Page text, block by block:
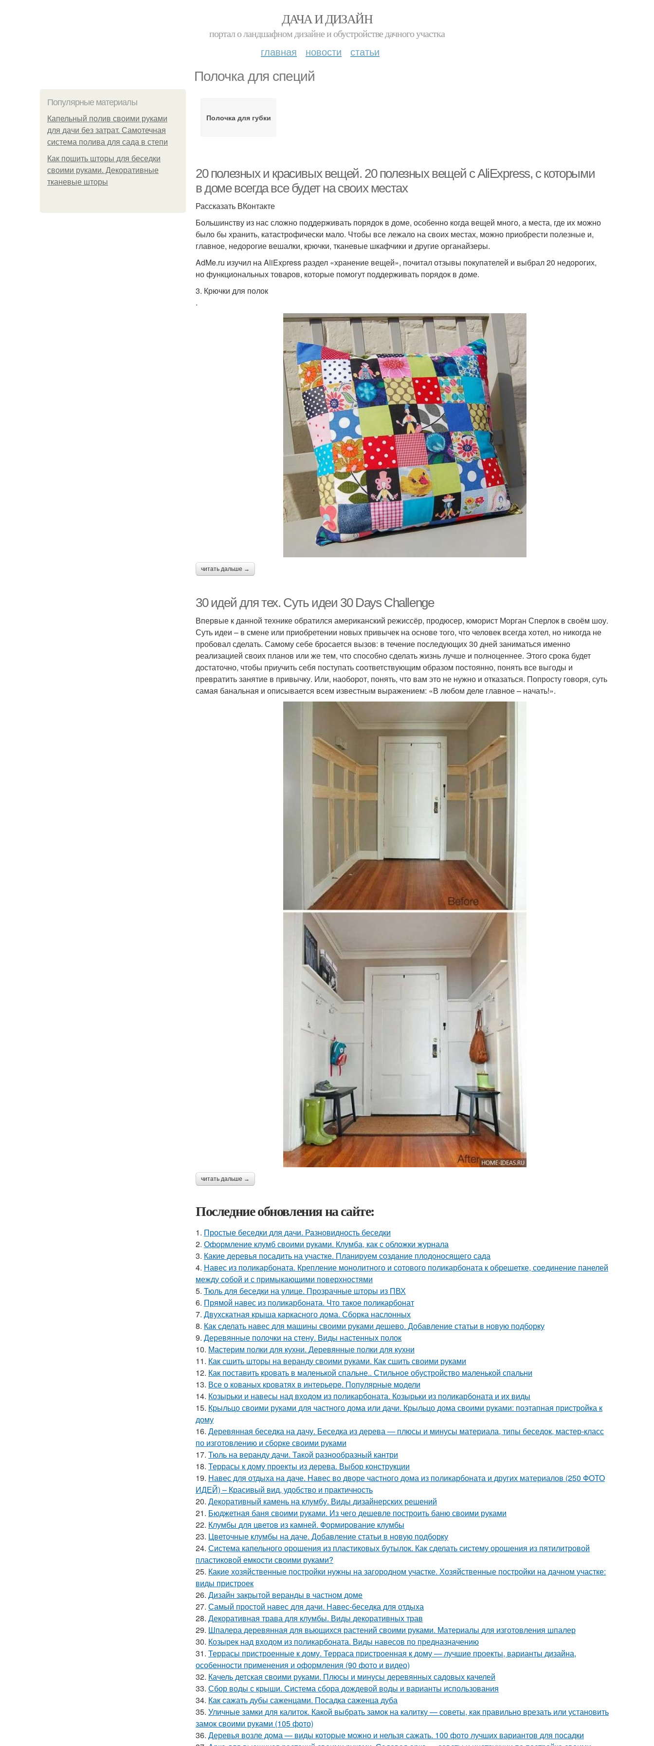
ДАЧА И ДИЗАЙН
портал о ландшафном дизайне и обустройстве дачного участка
главная новости статьи
Полочка для специй
Популярные материалы
Капельный полив своими руками
для дачи без затрат. Самотечная
система полива для сада в степи
Как пошить шторы для беседки
своими руками. Декоративные
тканевые шторы
Полочка для губки
20 полезных и красивых вещей. 20 полезных вещей с AliExpress, с которыми
в доме всегда все будет на своих местах
Рассказать ВКонтакте
Большинству из нас сложно поддерживать порядок в доме, особенно когда вещей много, а места, где их можно
было бы хранить, катастрофически мало. Чтобы все лежало на своих местах, можно приобрести полезные и,
главное, недорогие вешалки, крючки, тканевые шкафчики и другие органайзеры.
AdMe.ru изучил на AliExpress раздел «хранение вещей», почитал отзывы покупателей и выбрал 20 недорогих,
но функциональных товаров, которые помогут поддерживать порядок в доме.
3. Крючки для полок
.
читать дальше →
30 идей для тех. Суть идеи 30 Days Challenge
Впервые к данной технике обратился американский режиссёр, продюсер, юморист Морган Сперлок в своём шоу.
Суть идеи – в смене или приобретении новых привычек на основе того, что человек всегда хотел, но никогда не
пробовал сделать. Самому себе бросается вызов: в течение последующих 30 дней заниматься именно
реализацией своих планов или же тем, что способно сделать жизнь лучше и полноценнее. Этого срока будет
достаточно, чтобы приучить себя поступать соответствующим образом постоянно, понять все выгоды и
превратить занятие в привычку. Или, наоборот, понять, что вам это не нужно и отказаться. Попросту говоря, суть
самая банальная и описывается всем известным выражением: «В любом деле главное – начать!».
читать дальше →
Последние обновления на сайте:
1. Простые беседки для дачи. Разновидность беседки
2. Оформление клумб своими руками. Клумба, как с обложки журнала
3. Какие деревья посадить на участке. Планируем создание плодоносящего сада
4. Навес из поликарбоната. Крепление монолитного и сотового поликарбоната к обрешетке, соединение панелей
между собой и с примыкающими поверхностями
5. Тюль для беседки на улице. Прозрачные шторы из ПВХ
6. Прямой навес из поликарбоната. Что такое поликарбонат
7. Двухскатная крыша каркасного дома. Сборка наслонных
8. Как сделать навес для машины своими руками дешево. Добавление статьи в новую подборку
9. Деревянные полочки на стену. Виды настенных полок
10. Мастерим полки для кухни. Деревянные полки для кухни
11. Как сшить шторы на веранду своими руками. Как сшить своими руками
12. Как поставить кровать в маленькой спальне.. Стильное обустройство маленькой спальни
13. Все о кованых кроватях в интерьере. Популярные модели
14. Козырьки и навесы над входом из поликарбоната. Козырьки из поликарбоната и их виды
15. Крыльцо своими руками для частного дома или дачи. Крыльцо дома своими руками: поэтапная пристройка к
дому
16. Деревянная беседка на дачу. Беседка из дерева — плюсы и минусы материала, типы беседок, мастер-класс
по изготовлению и сборке своими руками
17. Тюль на веранду дачи. Такой разнообразный кантри
18. Террасы к дому проекты из дерева. Выбор конструкции
19. Навес для отдыха на даче. Навес во дворе частного дома из поликарбоната и других материалов (250 ФОТО
ИДЕЙ) – Красивый вид, удобство и практичность
20. Декоративный камень на клумбу. Виды дизайнерских решений
21. Бюджетная баня своими руками. Из чего дешевле построить баню своими руками
22. Клумбы для цветов из камней. Формирование клумбы
23. Цветочные клумбы на даче. Добавление статьи в новую подборку
24. Система капельного орошения из пластиковых бутылок. Как сделать систему орошения из пятилитровой
пластиковой емкости своими руками?
25. Какие хозяйственные постройки нужны на загородном участке. Хозяйственные постройки на дачном участке:
виды пристроек
26. Дизайн закрытой веранды в частном доме
27. Самый простой навес для дачи. Навес-беседка для отдыха
28. Декоративная трава для клумбы. Виды декоративных трав
29. Шпалера деревянная для вьющихся растений своими руками. Материалы для изготовления шпалер
30. Козырек над входом из поликарбоната. Виды навесов по предназначению
31. Террасы пристроенные к дому. Терраса пристроенная к дому — лучшие проекты, варианты дизайна,
особенности применения и оформления (90 фото и видео)
32. Качель детская своими руками. Плюсы и минусы деревянных садовых качелей
33. Сбор воды с крыши. Система сбора дождевой воды и варианты использования
34. Как сажать дубы саженцами. Посадка саженца дуба
35. Уличные замки для калиток. Какой выбрать замок на калитку — советы, как правильно врезать или установить
замок своими руками (105 фото)
36. Деревья возле дома — виды которые можно и нельзя сажать. 100 фото лучших вариантов для посадки